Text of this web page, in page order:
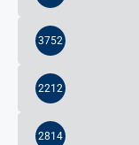
3752
2212
2814